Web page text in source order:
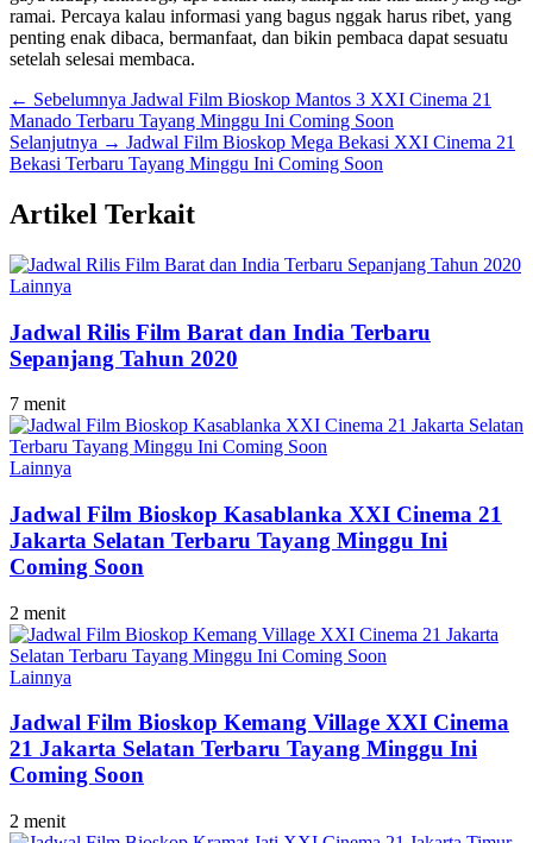
ramai. Percaya kalau informasi yang bagus nggak harus ribet, yang
penting enak dibaca, bermanfaat, dan bikin pembaca dapat sesuatu
setelah selesai membaca.
← Sebelumnya Jadwal Film Bioskop Mantos 3 XXI Cinema 21
Manado Terbaru Tayang Minggu Ini Coming Soon
Selanjutnya → Jadwal Film Bioskop Mega Bekasi XXI Cinema 21
Bekasi Terbaru Tayang Minggu Ini Coming Soon
Artikel Terkait
Lainnya
Jadwal Rilis Film Barat dan India Terbaru
Sepanjang Tahun 2020
7 menit
Lainnya
Jadwal Film Bioskop Kasablanka XXI Cinema 21
Jakarta Selatan Terbaru Tayang Minggu Ini
Coming Soon
2 menit
Lainnya
Jadwal Film Bioskop Kemang Village XXI Cinema
21 Jakarta Selatan Terbaru Tayang Minggu Ini
Coming Soon
2 menit